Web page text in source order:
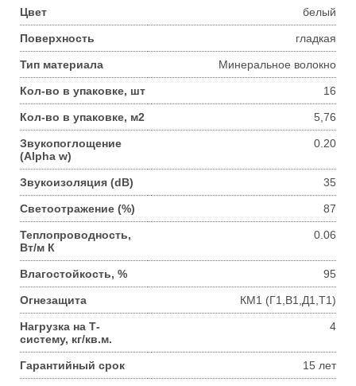
Цвет белый
Поверхность гладкая
Тип материала Минеральное волокно
Кол-во в упаковке, шт 16
Кол-во в упаковке, м2 5,76
Звукопоглощение
(Alpha w)
0.20
Звукоизоляция (dB) 35
Светоотражение (%) 87
Теплопроводность,
Вт/м К
0.06
Влагостойкость, % 95
Огнезащита КМ1 (Г1,В1,Д1,Т1)
Нагрузка на Т-
систему, кг/кв.м.
4
Гарантийный срок 15 лет